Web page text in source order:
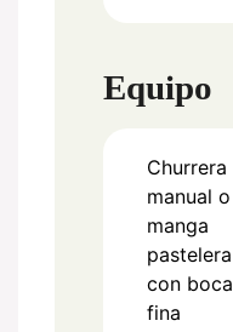
Equipo
Churrera
manual o
manga
pastelera
con boca
fina